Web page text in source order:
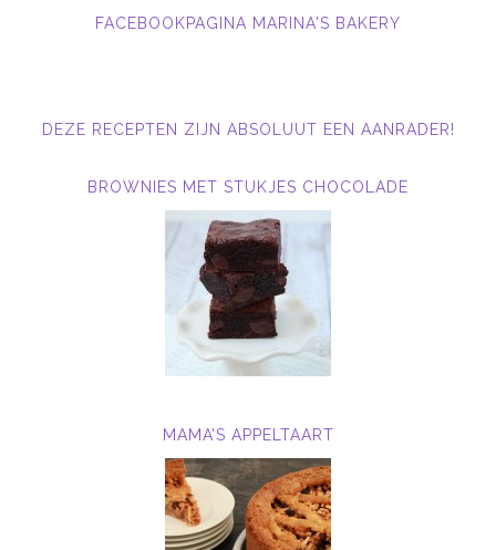
FACEBOOKPAGINA MARINA'S BAKERY
DEZE RECEPTEN ZIJN ABSOLUUT EEN AANRADER!
BROWNIES MET STUKJES CHOCOLADE
MAMA’S APPELTAART